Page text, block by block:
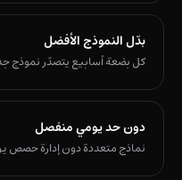
بدّل النموذج الأفضل
كل بضعة أسابيع يتصدّر نموذج
دون حد يومي منفصل
نماذج متعددة دون إدارة حصص